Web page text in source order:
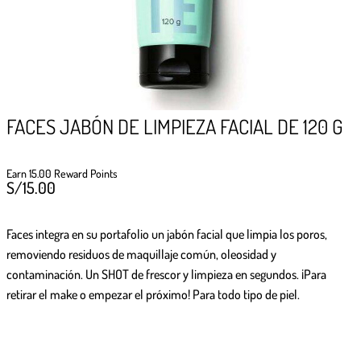
FACES JABÓN DE LIMPIEZA FACIAL DE 120 G
Earn 15.00 Reward Points
S/15.00
Faces integra en su portafolio un jabón facial que limpia los poros,
removiendo residuos de maquillaje común, oleosidad y
contaminación. Un SHOT de frescor y limpieza en segundos. ¡Para
retirar el make o empezar el próximo! Para todo tipo de piel.
Formas de canjear